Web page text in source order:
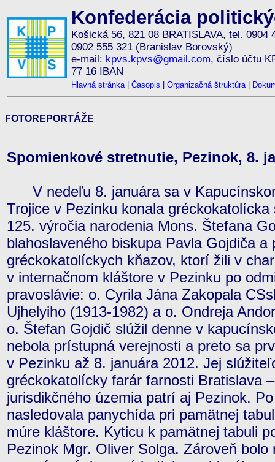
Konfederácia
Košická 56, 821 08 BRATISLAVA, tel. 0904
0902 555 321 (Branislav Borovský)
e-mail: kpvs.kpvs@gmail.com, číslo účtu
77 16 IBAN
Hlavná stránka| Časopis Organizačná štruktúra|
FOTOREPORTÁŽE
Spomienkové stretnutie, Pezinok, 8.
V nedeľu 8. januára sa v
Trojice v Pezinku konala
125. výročia narodenia Mons. Štefana
blahoslaveného biskupa Pavla Gojdiča
gréckokatolíckych kňazov, ktorí žili v
v internačnom kláštore v Pezinku po
pravoslávie: o. Cyrila Jána Zakopala
Ujhelyiho (1913-1982) a o. Ondreja
o. Štefan Gojdič slúžil denne v
nebola prístupná verejnosti a preto sa
v Pezinku až 8. januára 2012. Jej
gréckokatolícky farár farnosti Bratislava
jurisdikčného územia patrí aj Pezinok.
nasledovala panychída pri pamätnej
múre kláštore. Kyticu k pamätnej tabuli
Pezinok Mgr. Oliver Solga. Zároveň